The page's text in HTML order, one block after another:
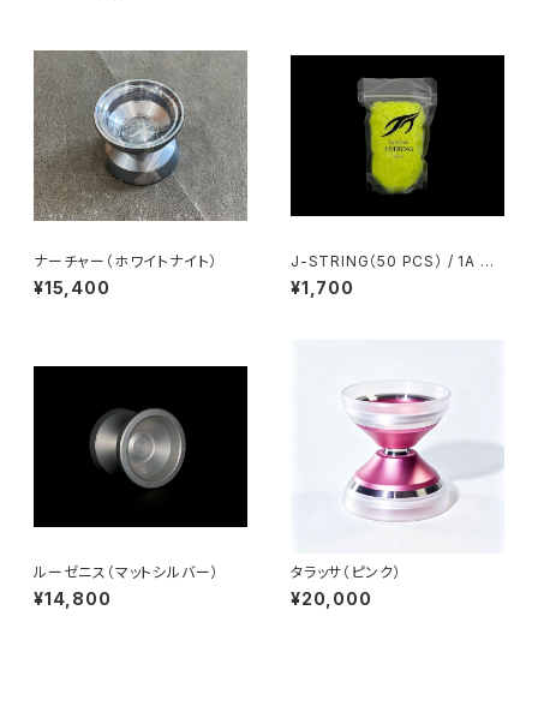
ナーチャー（ホワイトナイト）
¥15,400
J-STRING（50 PCS） / 1A ST
YLE（Yellow）
¥1,700
ルーゼニス（マットシルバー）
¥14,800
タラッサ（ピンク）
¥20,000